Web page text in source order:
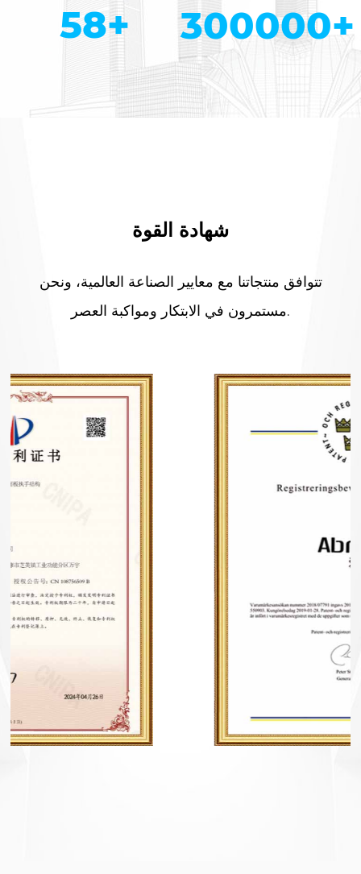
58+ 300000+
شهادة القوة
تتوافق منتجاتنا مع معايير الصناعة العالمية، ونحن
مستمرون في الابتكار ومواكبة العصر.